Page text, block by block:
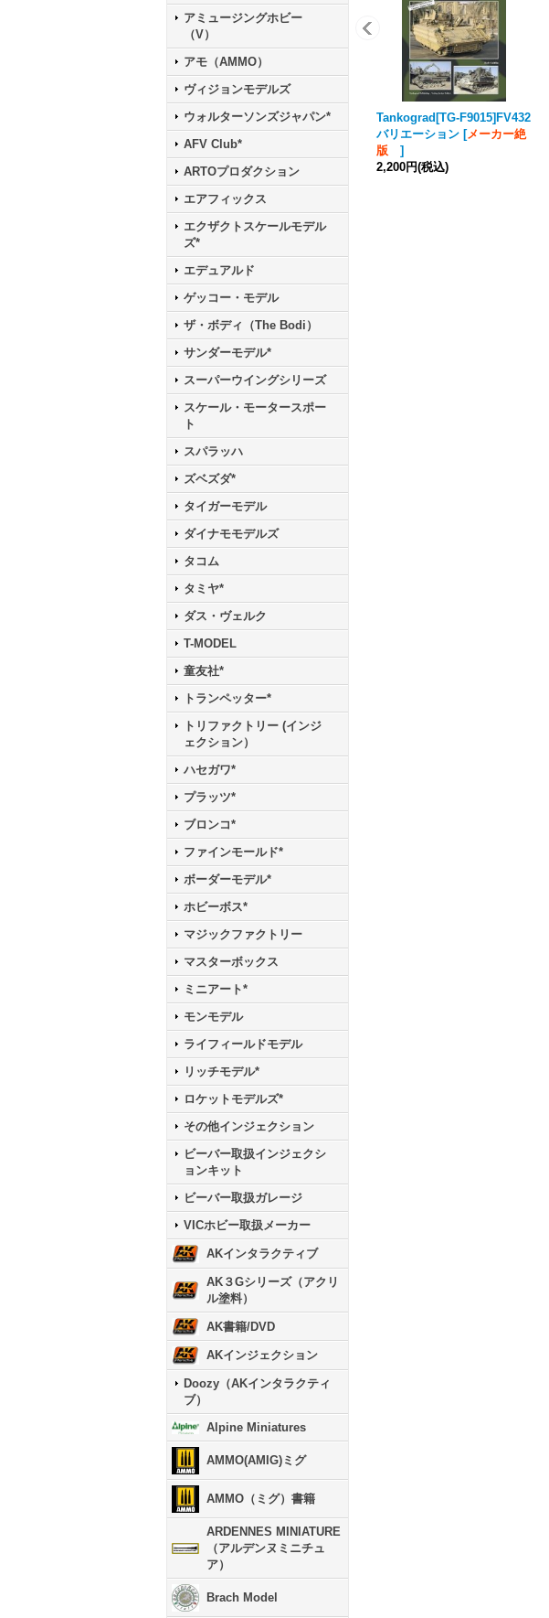
アミュージングホビー
（V）
アモ（AMMO）
ヴィジョンモデルズ
ウォルターソンズジャパン*
AFV Club*
ARTOプロダクション
エアフィックス
エクザクトスケールモデル
ズ*
エデュアルド
ゲッコー・モデル
ザ・ボディ（The Bodi）
サンダーモデル*
スーパーウイングシリーズ
スケール・モータースポー
ト
スパラッハ
ズベズダ*
タイガーモデル
ダイナモモデルズ
タコム
タミヤ*
ダス・ヴェルク
T-MODEL
童友社*
トランペッター*
トリファクトリー (インジ
ェクション）
ハセガワ*
プラッツ*
ブロンコ*
ファインモールド*
ボーダーモデル*
ホビーボス*
マジックファクトリー
マスターボックス
ミニアート*
モンモデル
ライフィールドモデル
リッチモデル*
ロケットモデルズ*
その他インジェクション
ビーバー取扱インジェクシ
ョンキット
ビーバー取扱ガレージ
VICホビー取扱メーカー
AKインタラクティブ
AK３Gシリーズ（アクリ
ル塗料）
AK書籍/DVD
AKインジェクション
Doozy（AKインタラクティ
ブ）
Alpine Miniatures
AMMO(AMIG)ミグ
AMMO（ミグ）書籍
ARDENNES MINIATURE
（アルデンヌミニチュ
ア）
Brach Model
Tankograd[TG-F9015]FV432
バリエーション [メーカー絶
版 ]
2,200円(税込)